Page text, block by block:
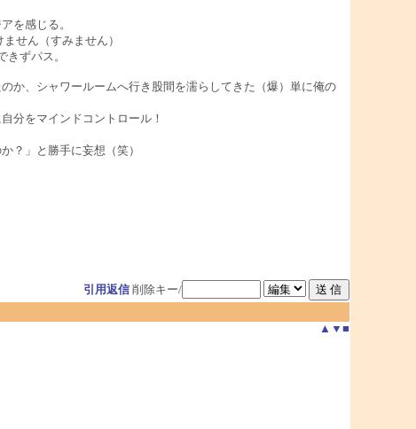
を感じる。
せん（すみません）
ずパス。
か、シャワールームへ行き股間を濡らしてきた（爆）単に俺の
分をマインドコントロール！
？」と勝手に妄想（笑）
引用返信 削除キー/
▲ ▼ ■